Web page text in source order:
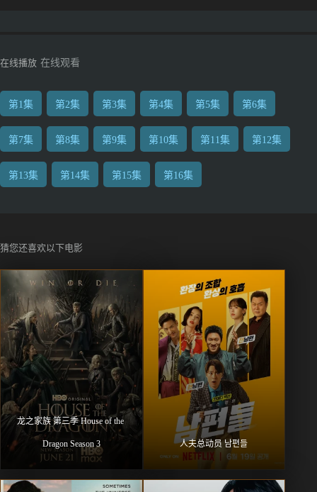
在线播放 在线观看
第1集 第2集 第3集 第4集 第5集 第6集
第7集 第8集 第9集 第10集 第11集 第12集
第13集 第14集 第15集 第16集
猜您还喜欢以下电影
龙之家族 第三季 House of the
Dragon Season 3 人夫总动员 남편들